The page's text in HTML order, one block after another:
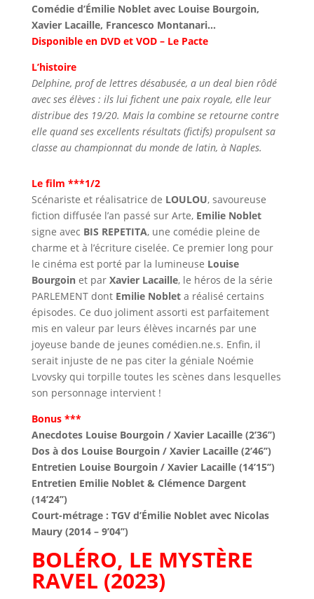
Comédie d’Émilie Noblet avec Louise Bourgoin,
Xavier Lacaille, Francesco Montanari…
Disponible en DVD et VOD – Le Pacte
L’histoire
Delphine, prof de lettres désabusée, a un deal bien rôdé
avec ses élèves : ils lui fichent une paix royale, elle leur
distribue des 19/20. Mais la combine se retourne contre
elle quand ses excellents résultats (fictifs) propulsent sa
classe au championnat du monde de latin, à Naples.
Le film ***1/2
Scénariste et réalisatrice de LOULOU, savoureuse
fiction diffusée l’an passé sur Arte, Emilie Noblet
signe avec BIS REPETITA, une comédie pleine de
charme et à l’écriture ciselée. Ce premier long pour
le cinéma est porté par la lumineuse Louise
Bourgoinet par Xavier Lacaille, le héros de la série
PARLEMENT dont Emilie Nobleta réalisé certains
épisodes. Ce duo joliment assorti est parfaitement
mis en valeur par leurs élèves incarnés par une
joyeuse bande de jeunes comédien.ne.s. Enfin, il
serait injuste de ne pas citer la géniale Noémie
Lvovsky qui torpille toutes les scènes dans lesquelles
son personnage intervient !
Bonus ***
Anecdotes Louise Bourgoin / Xavier Lacaille (2’36’’)
Dos à dos Louise Bourgoin / Xavier Lacaille (2’46’’)
Entretien Louise Bourgoin / Xavier Lacaille (14’15’’)
Entretien Emilie Noblet & Clémence Dargent
(14’24’’)
Court-métrage : TGV d’Émilie Noblet avec Nicolas
Maury (2014 – 9’04’’)
BOLÉRO, LE MYSTÈRE
RAVEL (2023)